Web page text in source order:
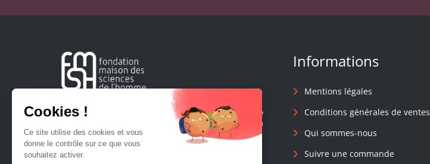
Créée en 1963, la Fondation Maison Sciences de l'Homme
soutient la recherche et la diffusion des connaissances en
sciences humaines et sociales.
Informations
Mentions légales
Conditions générales de ventes
Qui sommes-nous
Suivre une commande